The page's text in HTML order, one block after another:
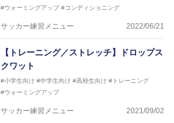
#ウォーミングアップ #コンディショニング
サッカー練習メニュー 2022/06/21
【トレーニング／ストレッチ】ドロップス
クワット
#小学生向け #中学生向け #高校生向け #トレーニング
#ウォーミングアップ
サッカー練習メニュー 2021/09/02